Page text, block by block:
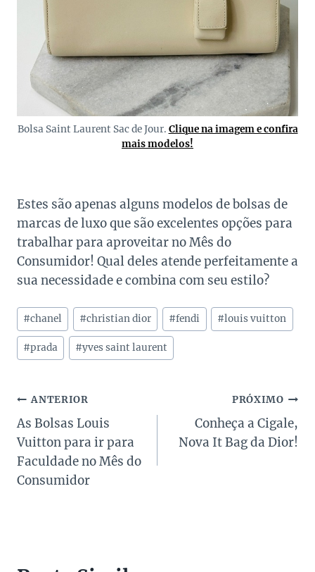
Bolsa Saint Laurent Sac de Jour. Clique na imagem e confira
mais modelos!
Estes são apenas alguns modelos de bolsas de
marcas de luxo que são excelentes opções para
trabalhar para aproveitar no Mês do
Consumidor! Qual deles atende perfeitamente a
sua necessidade e combina com seu estilo?
Tags
do
Post:
#chanel #christian dior #fendi #louis vuitton
#prada #yves saint laurent
Navegação
de
Post
ANTERIOR
As Bolsas Louis
Vuitton para ir para
Faculdade no Mês do
Consumidor
PRÓXIMO
Conheça a Cigale,
Nova It Bag da Dior!